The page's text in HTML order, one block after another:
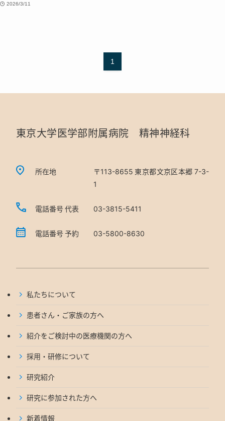
2026/3/11
1
東京大学医学部附属病院 精神神経科
所在地
〒113-8655 東京都文京区本郷 7-3-
1
電話番号 代表 03-3815-5411
電話番号 予約 03-5800-8630
私たちについて
患者さん・ご家族の方へ
紹介をご検討中の医療機関の方へ
採用・研修について
研究紹介
研究に参加された方へ
新着情報